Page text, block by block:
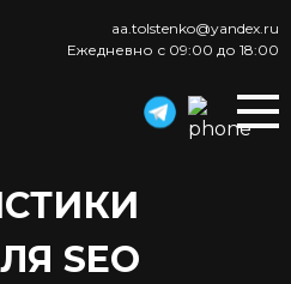
aa.tolstenko@yandex.ru
Ежедневно с 09:00 до 18:00
SEO